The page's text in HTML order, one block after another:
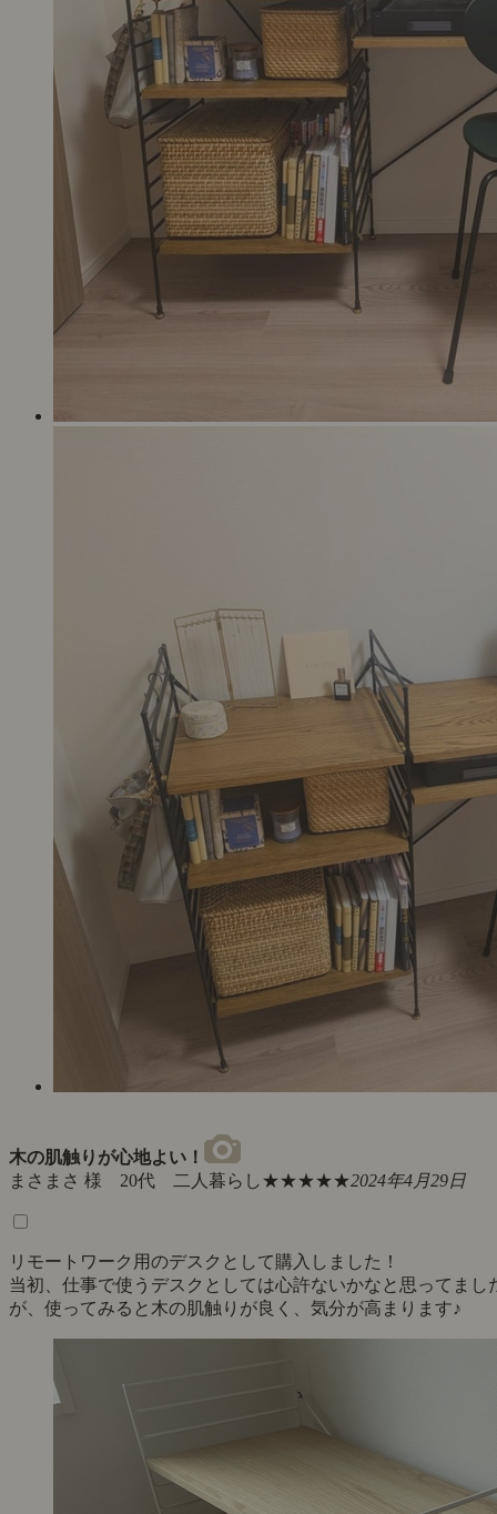
木の肌触りが心地よい！
まさまさ 様 20代 二人暮らし★★★★★2024年4月29日
リモートワーク用のデスクとして購入しました！
当初、仕事で使うデスクとしては心許ないかなと思ってまし
が、使ってみると木の肌触りが良く、気分が高まります♪